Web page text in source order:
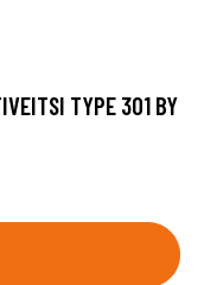
TYPE 301 BY